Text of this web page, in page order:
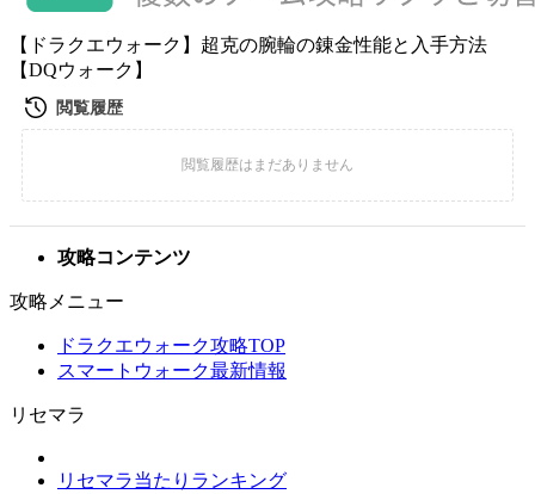
【ドラクエウォーク】超克の腕輪の錬金性能と入手方法
【DQウォーク】
攻略コンテンツ
攻略メニュー
ドラクエウォーク攻略TOP
スマートウォーク最新情報
リセマラ
リセマラ当たりランキング